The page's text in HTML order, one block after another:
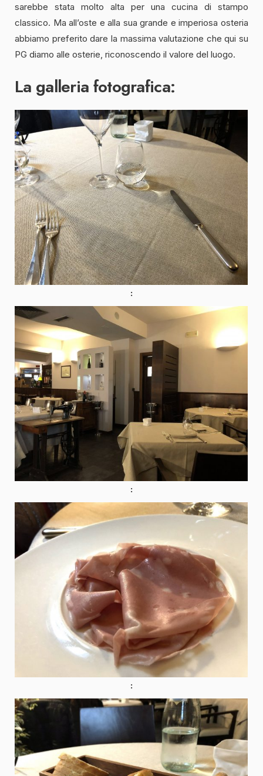
sarebbe stata molto alta per una cucina di stampo
classico. Ma all’oste e alla sua grande e imperiosa osteria
abbiamo preferito dare la massima valutazione che qui su
PG diamo alle osterie, riconoscendo il valore del luogo.
La galleria fotografica: